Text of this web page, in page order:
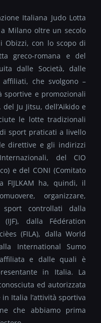
Italiana Judo Lotta
Milano oltre un secolo
Obizzi, con lo scopo di
greco-romana e del
dalle Società, dalle
che svolgono –
sportive e promozionali
Ju Jitsu, dell’Aikido e
le lotte tradizionali
sport praticati a livello
direttive e gli indirizzi
del CIO
e del CONI (Comitato
FIJLKAM ha, quindi, il
organizzare,
controllati dalla
dalla Fédération
(FILA), dalla World
International Sumo
e dalle quali è
in Italia. La
ed autorizzata
Italia l’attività sportiva
che abbiamo prima